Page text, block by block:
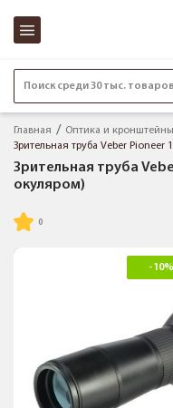
Поиск среди 30 тыс. товаров
Главная Оптика и кронштейны
Зрительная труба Veber
Зрительная труба
окуляром)
-10%